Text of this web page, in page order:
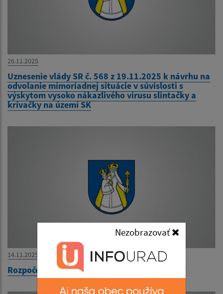
Nezobrazovať
26.11.2025
Uznesenie vlády SR č. 568 z 19.11.2025 k návrhu na
odvolanie mimoriadnej situácie v súvislosti s
výskytom vysoko nákazlivého vírusu slintačky a
krívačky na území SK
14.11.2025
Rozpočet obce Ľubotín 2026-2028 - schválený